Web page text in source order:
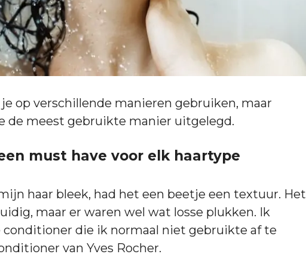
op verschillende manieren gebruiken, maar
de meest gebruikte manier uitgelegd.
must have voor elk haartype
haar bleek, had het een beetje een textuur. Het
maar er waren wel wat losse plukken. Ik
conditioner die ik normaal niet gebruikte af te
van Yves Rocher.